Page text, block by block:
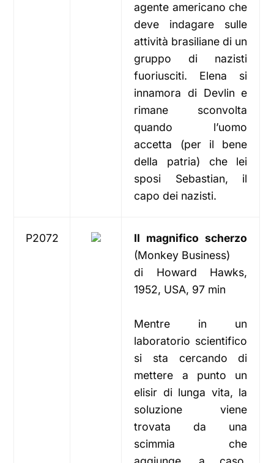
agente americano che
deve indagare sulle
attività brasiliane di un
gruppo di nazisti
fuoriusciti. Elena si
innamora di Devlin e
rimane sconvolta
quando l’uomo
accetta (per il bene
della patria) che lei
sposi Sebastian, il
capo dei nazisti.
P2072
Il magnifico scherzo
(Monkey Business)
di Howard Hawks,
1952, USA, 97 min
Mentre in un
laboratorio scientifico
si sta cercando di
mettere a punto un
elisir di lunga vita, la
soluzione viene
trovata da una
scimmia che